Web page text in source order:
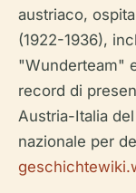
austriaco,
(1922-1936),
"Wunderteam"
record di
Austria-Italia
nazionale per